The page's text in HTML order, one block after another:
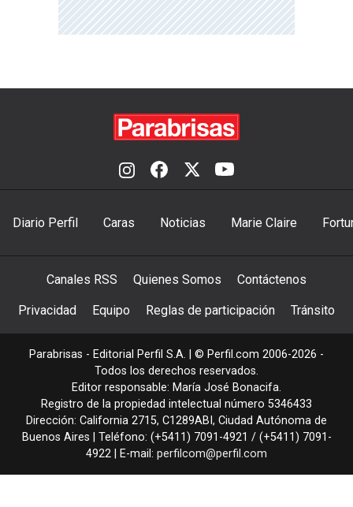
Diario Perfil Caras Noticias Marie Claire
Canales RSS Quienes Somos Contáctenos
Privacidad Equipo Reglas de participación Tránsito
Parabrisas - Editorial Perfil S.A. | © Perfil.com 2006-2026 -
Todos los derechos reservados.
Editor responsable: María José Bonacifa.
Registro de la propiedad intelectual número 5346433
Dirección: California 2715, C1289ABI , Ciudad Autónoma de
Buenos Aires | Teléfono: (+5411) 7091-4921 / (+5411) 7091-
4922 | E-mail: perfilcom@perfil.com